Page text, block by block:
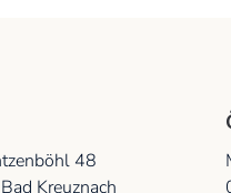
48
Bad Kreuznach